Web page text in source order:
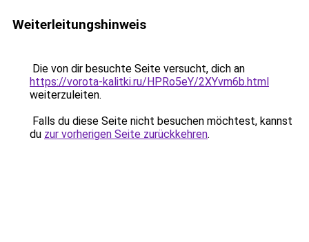
Weiterleitungshinweis
Die von dir besuchte Seite versucht, dich an
https://vorota-kalitki.ru/HPRo5eY/2XYvm6b.html
weiterzuleiten.
Falls du diese Seite nicht besuchen möchtest, kannst
du zur vorherigen Seite zurückkehren.